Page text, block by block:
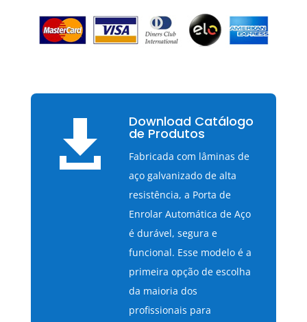
 Download Catálogo
de Produtos
Fabricada com lâminas de
aço galvanizado de alta
resistência, a Porta de
Enrolar Automática de Aço
é durável, segura e
funcional. Esse modelo é a
primeira opção de escolha
da maioria dos
profissionais para